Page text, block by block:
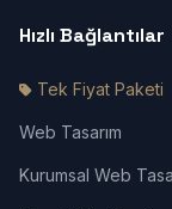
Hızlı Bağlantılar
Tek Fiyat Paketi
Web Tasarım
Kurumsal Web